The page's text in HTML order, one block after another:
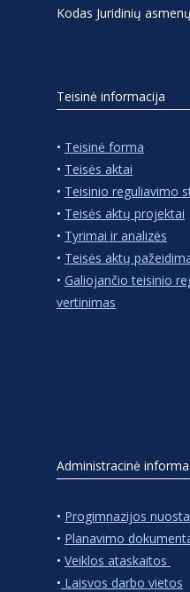
Kodas Juridinių
Teisinė informacija
• Teisinė forma
• Teisės aktai
• Teisinio reguliavimo
• Teisės aktų projektai
• Tyrimai ir analizės
• Teisės aktų
• Galiojančio teisinio
vertinimas
Administracinė
• Progimnazijos
• Planavimo
• Veiklos ataskaitos
• Laisvos darbo vietos